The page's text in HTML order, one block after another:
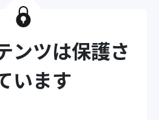
ンツは保護さ
います